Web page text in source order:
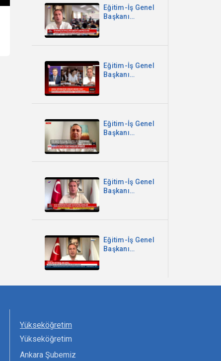
Eğitim-İş Genel
Başkanı
Zorunluluğu -
Sözcü TV
Eğitim-İş Genel
Başkanı
Eğitim-İş Genel
Başkanı
TV
Eğitim-İş Genel
Başkanı
Eğitim-İş Genel
Başkanı
Yükseköğretim
Yükseköğretim
Ankara Şubemiz